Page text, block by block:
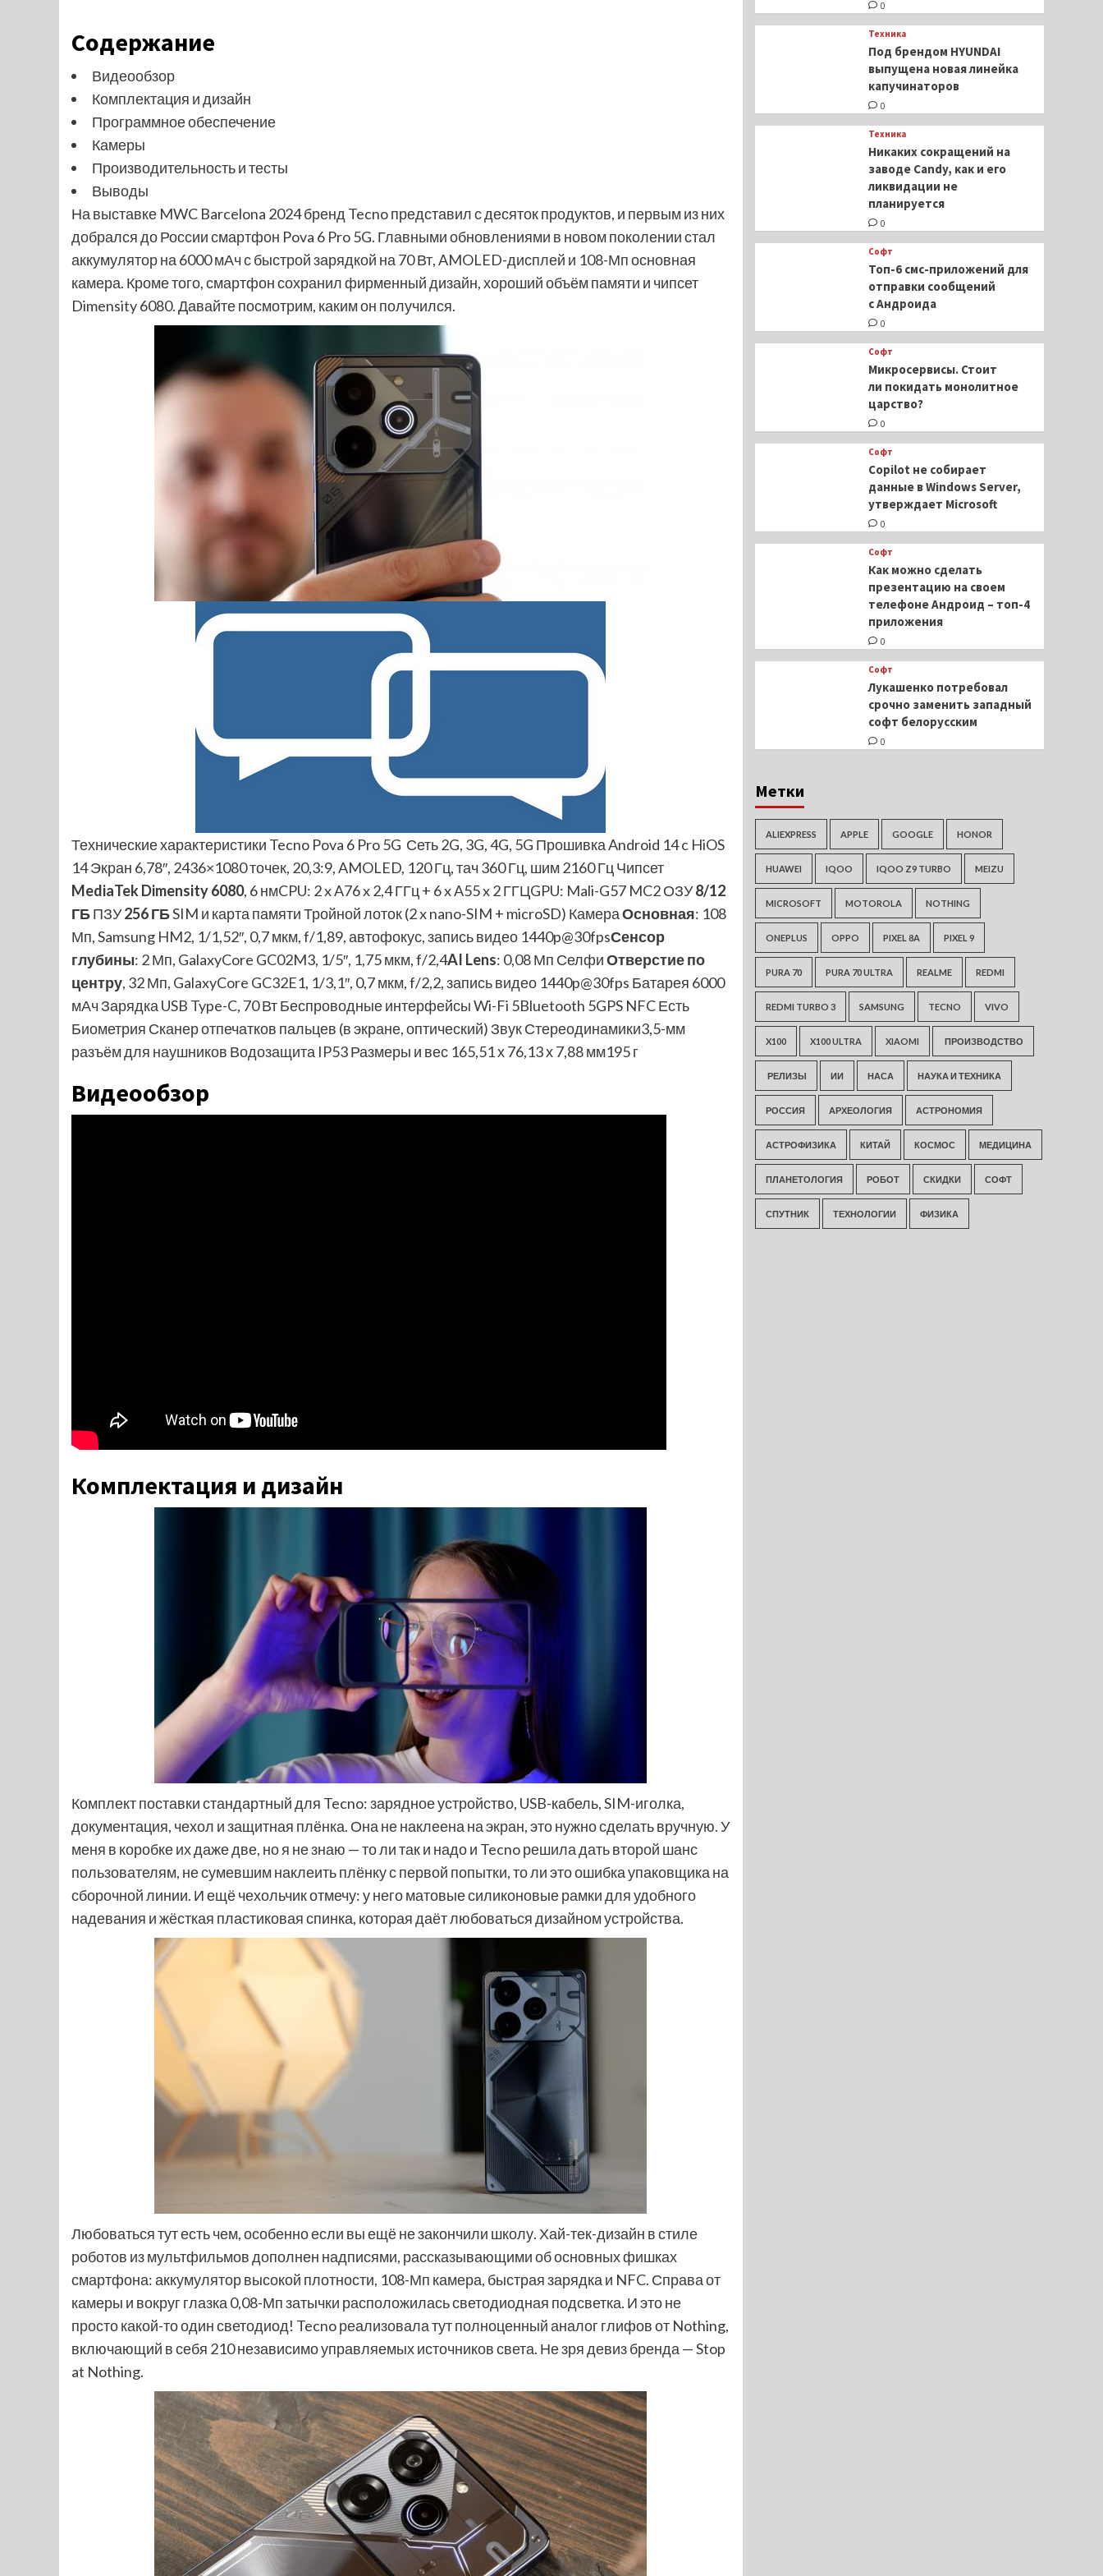
Содержание
Видеообзор
Комплектация и дизайн
Программное обеспечение
Камеры
Производительность и тесты
Выводы
На выставке MWC Barcelona 2024 бренд Tecno представил с десяток продуктов, и первым из них
добрался до России смартфон Pova 6 Pro 5G. Главными обновлениями в новом поколении стал
аккумулятор на 6000 мАч с быстрой зарядкой на 70 Вт, AMOLED-дисплей и 108-Мп основная
камера. Кроме того, смартфон сохранил фирменный дизайн, хороший объём памяти и чипсет
Dimensity 6080. Давайте посмотрим, каким он получился.
Технические характеристики Tecno Pova 6 Pro 5G Сеть 2G, 3G, 4G, 5G Прошивка Android 14 c HiOS
14 Экран 6,78″, 2436×1080 точек, 20,3:9, AMOLED, 120 Гц, тач 360 Гц, шим 2160 Гц Чипсет
MediaTek Dimensity 6080, 6 нмCPU: 2 x A76 x 2,4 ГГц + 6 x A55 x 2 ГГЦGPU: Mali-G57 MC2 ОЗУ8/12
ГБПЗУ256 ГБSIM и карта памяти Тройной лоток (2 x nano-SIM + microSD) КамераОсновная: 108
Мп, Samsung HM2, 1/1,52″, 0,7 мкм, f/1,89, автофокус, запись видео 1440p@30fpsСенсор
глубины: 2 Мп, GalaxyCore GC02M3, 1/5″, 1,75 мкм, f/2,4AI Lens: 0,08 Мп СелфиОтверстие по
центру, 32 Мп, GalaxyCore GC32E1, 1/3,1″, 0,7 мкм, f/2,2, запись видео 1440p@30fps Батарея 6000
мАч Зарядка USB Type-C, 70 Вт Беспроводные интерфейсы Wi-Fi 5Bluetooth 5GPS NFC Есть
Биометрия Сканер отпечатков пальцев (в экране, оптический) Звук Стереодинамики3,5-мм
разъём для наушников Водозащита IP53 Размеры и вес 165,51 х 76,13 х 7,88 мм195 г
Видеообзор
Комплектация и дизайн
Комплект поставки стандартный для Tecno: зарядное устройство, USB-кабель, SIM-иголка,
документация, чехол и защитная плёнка. Она не наклеена на экран, это нужно сделать вручную. У
меня в коробке их даже две, но я не знаю — то ли так и надо и Tecno решила дать второй шанс
пользователям, не сумевшим наклеить плёнку с первой попытки, то ли это ошибка упаковщика на
сборочной линии. И ещё чехольчик отмечу: у него матовые силиконовые рамки для удобного
надевания и жёсткая пластиковая спинка, которая даёт любоваться дизайном устройства.
Любоваться тут есть чем, особенно если вы ещё не закончили школу. Хай-тек-дизайн в стиле
роботов из мультфильмов дополнен надписями, рассказывающими об основных фишках
смартфона: аккумулятор высокой плотности, 108-Мп камера, быстрая зарядка и NFC. Справа от
камеры и вокруг глазка 0,08-Мп затычки расположилась светодиодная подсветка. И это не
просто какой-то один светодиод! Tecno реализовала тут полноценный аналог глифов от Nothing,
включающий в себя 210 независимо управляемых источников света. Не зря девиз бренда — Stop
at Nothing.
0
Техника
Под брендом HYUNDAI
выпущена новая линейка
капучинаторов
0
Техника
Никаких сокращений на
заводе Candy, как и его
ликвидации не
планируется
0
Софт
Топ-6 смс-приложений для
отправки сообщений
с Андроида
0
Софт
Микросервисы. Стоит
ли покидать монолитное
царство?
0
Софт
Copilot не собирает
данные в Windows Server,
утверждает Microsoft
0
Софт
Как можно сделать
презентацию на своем
телефоне Андроид – топ-4
приложения
0
Софт
Лукашенко потребовал
срочно заменить западный
софт белорусским
0
Метки
ALIEXPRESS APPLE GOOGLE HONOR
HUAWEI IQOO IQOO Z9 TURBO MEIZU
MICROSOFT MOTOROLA NOTHING
ONEPLUS OPPO PIXEL 8A PIXEL 9
PURA 70 PURA 70 ULTRA REALME REDMI
REDMI TURBO 3 SAMSUNG TECNO VIVO
X100 X100 ULTRA XIAOMI ПРОИЗВОДСТВО
РЕЛИЗЫ ИИ НАСА НАУКА И ТЕХНИКА
РОССИЯ АРХЕОЛОГИЯ АСТРОНОМИЯ
АСТРОФИЗИКА КИТАЙ КОСМОС МЕДИЦИНА
ПЛАНЕТОЛОГИЯ РОБОТ СКИДКИ СОФТ
СПУТНИК ТЕХНОЛОГИИ ФИЗИКА